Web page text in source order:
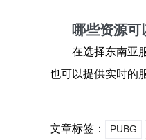
哪些资源可
在选择东南亚
也可以提供实时的
文章标签： PUBG